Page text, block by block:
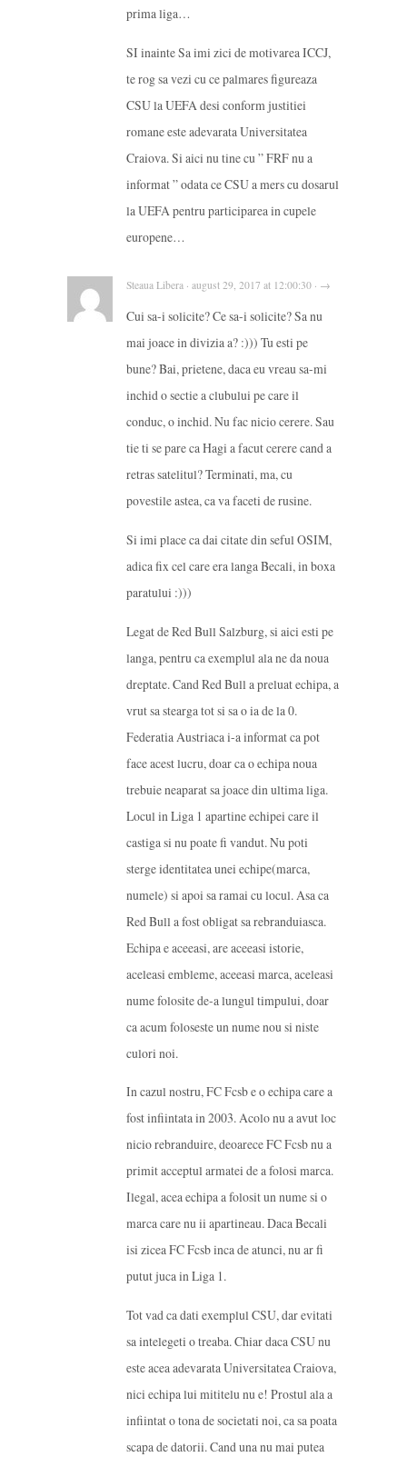
prima liga…
SI inainte Sa imi zici de motivarea ICCJ,
te rog sa vezi cu ce palmares figureaza
CSU la UEFA desi conform justitiei
romane este adevarata Universitatea
Craiova. Si aici nu tine cu ” FRF nu a
informat ” odata ce CSU a mers cu dosarul
la UEFA pentru participarea in cupele
europene…
Steaua Libera · august 29, 2017 at 12:00:30 · →
Cui sa-i solicite? Ce sa-i solicite? Sa nu
mai joace in divizia a? :))) Tu esti pe
bune? Bai, prietene, daca eu vreau sa-mi
inchid o sectie a clubului pe care il
conduc, o inchid. Nu fac nicio cerere. Sau
tie ti se pare ca Hagi a facut cerere cand a
retras satelitul? Terminati, ma, cu
povestile astea, ca va faceti de rusine.
Si imi place ca dai citate din seful OSIM,
adica fix cel care era langa Becali, in boxa
paratului :)))
Legat de Red Bull Salzburg, si aici esti pe
langa, pentru ca exemplul ala ne da noua
dreptate. Cand Red Bull a preluat echipa, a
vrut sa stearga tot si sa o ia de la 0.
Federatia Austriaca i-a informat ca pot
face acest lucru, doar ca o echipa noua
trebuie neaparat sa joace din ultima liga.
Locul in Liga 1 apartine echipei care il
castiga si nu poate fi vandut. Nu poti
sterge identitatea unei echipe(marca,
numele) si apoi sa ramai cu locul. Asa ca
Red Bull a fost obligat sa rebranduiasca.
Echipa e aceeasi, are aceeasi istorie,
aceleasi embleme, aceeasi marca, aceleasi
nume folosite de-a lungul timpului, doar
ca acum foloseste un nume nou si niste
culori noi.
In cazul nostru, FC Fcsb e o echipa care a
fost infiintata in 2003. Acolo nu a avut loc
nicio rebranduire, deoarece FC Fcsb nu a
primit acceptul armatei de a folosi marca.
Ilegal, acea echipa a folosit un nume si o
marca care nu ii apartineau. Daca Becali
isi zicea FC Fcsb inca de atunci, nu ar fi
putut juca in Liga 1.
Tot vad ca dati exemplul CSU, dar evitati
sa intelegeti o treaba. Chiar daca CSU nu
este acea adevarata Universitatea Craiova,
nici echipa lui mititelu nu e! Prostul ala a
infiintat o tona de societati noi, ca sa poata
scapa de datorii. Cand una nu mai putea